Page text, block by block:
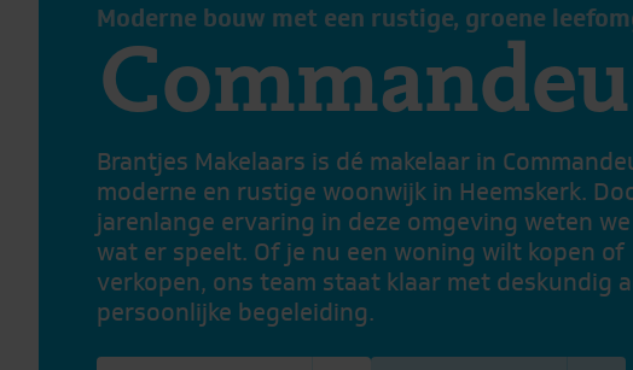
Moderne bouw met een rustige, groene
Brantjes Makelaars is dé makelaar in
moderne en rustige woonwijk in Heemskerk.
jarenlange ervaring in deze omgeving weten
wat er speelt. Of je nu een woning wilt kopen of
verkopen, ons team staat klaar met deskundig
persoonlijke begeleiding.